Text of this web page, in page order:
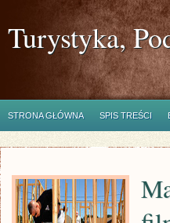
Turystyka,
STRONA GŁÓWNA SPIS TREŚCI